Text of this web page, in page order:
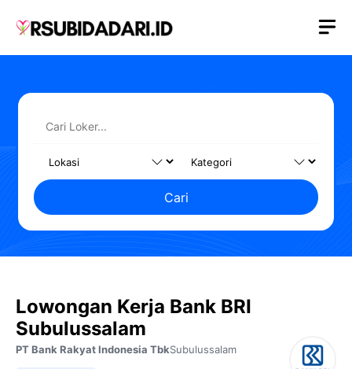
Cari
Lowongan Kerja Bank BRI
Subulussalam
PT Bank Rakyat Indonesia TbkSubulussalam